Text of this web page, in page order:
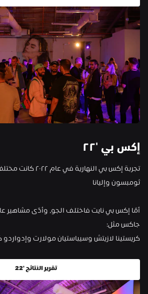
إكس بي '٢٢
ثومبسون وإليانا
جاكس مثل:
كريستينا لازيتش وسيباستيان مولارت وإدواردو
تقرير النتائج '22